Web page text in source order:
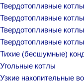
Твердотопливные
Твердотопливные
Твердотопливные
Твердотопливные
Тихие (бесшумные)
Угольные котлы
Узкие накопительные